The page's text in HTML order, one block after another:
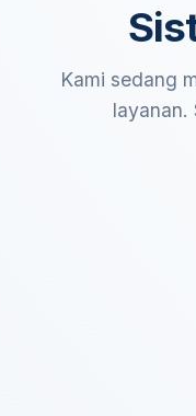
Kami sedang
layanan.